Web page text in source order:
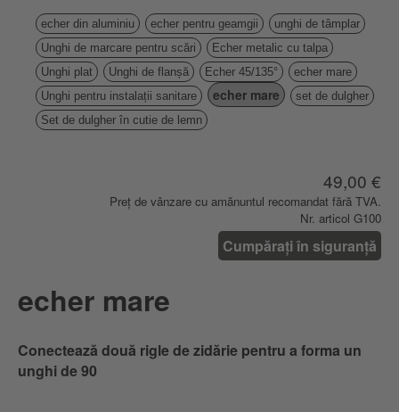
echer din aluminiu echer pentru geamgii
unghi de tâmplar
Unghi de marcare pentru scări
Echer metalic cu talpa
Unghi plat
Unghi de flanșă Echer 45/135°
echer mare
Unghi pentru instalații sanitare
echer mare
set de dulgher
Set de dulgher în cutie de lemn
49,00 €
Preț de vânzare cu amănuntul recomandat fără TVA.
Nr. articol G100
Cumpărați în siguranță
echer mare
Conectează două rigle de zidărie pentru a forma un
unghi de 90